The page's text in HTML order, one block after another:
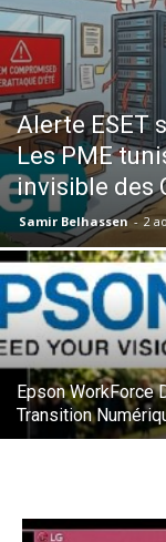
Alerte ESET
Les PME
invisible des
Samir Belhassen - 2
Epson WorkForce
Transition